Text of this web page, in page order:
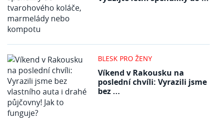
BLESK PRO ŽENY
Víkend v Rakousku na
poslední chvíli: Vyrazili jsme
bez ...